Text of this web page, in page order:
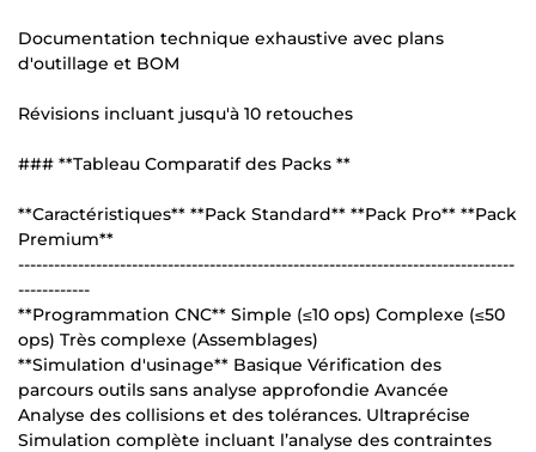
Documentation technique exhaustive avec plans
d'outillage et BOM
Révisions incluant jusqu'à 10 retouches
### **Tableau Comparatif des Packs **
**Caractéristiques** **Pack Standard** **Pack Pro** **Pack
Premium**
-----------------------------------------------------------------------------------
------------
**Programmation CNC** Simple (≤10 ops) Complexe (≤50
ops) Très complexe (Assemblages)
**Simulation d'usinage** Basique Vérification des
parcours outils sans analyse approfondie Avancée
Analyse des collisions et des tolérances. Ultraprécise
Simulation complète incluant l’analyse des contraintes